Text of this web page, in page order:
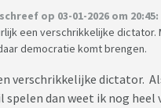
op 03-01-2026 om 20:45:
een verschrikkelijke dictator.
democratie komt brengen.
verschrikkelijke dictator.
spelen dan weet ik nog heel